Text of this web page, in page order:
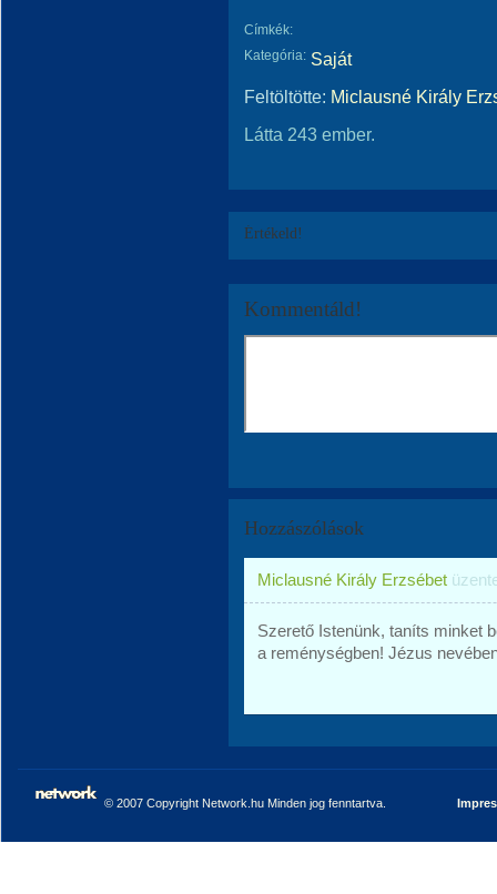
Címkék:
Kategória: Saját
Feltöltötte: Miclausné Király
Látta 243 ember.
Értékeld!
Kommentáld!
Hozzászólások
Miclausné Király Erzsébet
Szerető Istenünk, taníts minket
a reménységben! Jézus
© 2007 Copyright Network.hu Minden jog fenntartva.